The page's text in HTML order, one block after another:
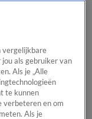
van Hart
Tip de
vergelijkbare
als gebruiker van
Als je „Alle
te kunnen
verbeteren en om
Als je